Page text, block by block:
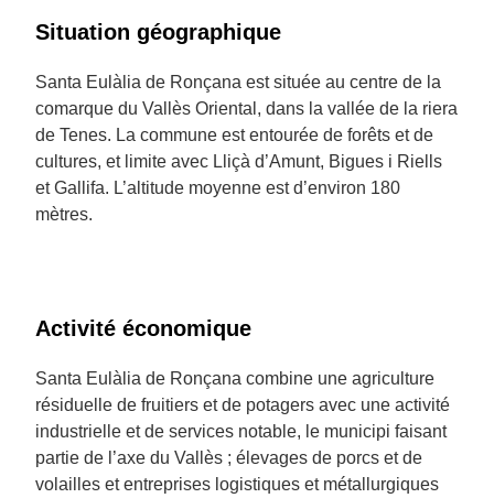
Situation géographique
Santa Eulàlia de Ronçana est située au centre de la
comarque du Vallès Oriental, dans la vallée de la riera
de Tenes. La commune est entourée de forêts et de
cultures, et limite avec Lliçà d’Amunt, Bigues i Riells
et Gallifa. L’altitude moyenne est d’environ 180
mètres.
Activité économique
Santa Eulàlia de Ronçana combine une agriculture
résiduelle de fruitiers et de potagers avec une activité
industrielle et de services notable, le municipi faisant
partie de l’axe du Vallès ; élevages de porcs et de
volailles et entreprises logistiques et métallurgiques